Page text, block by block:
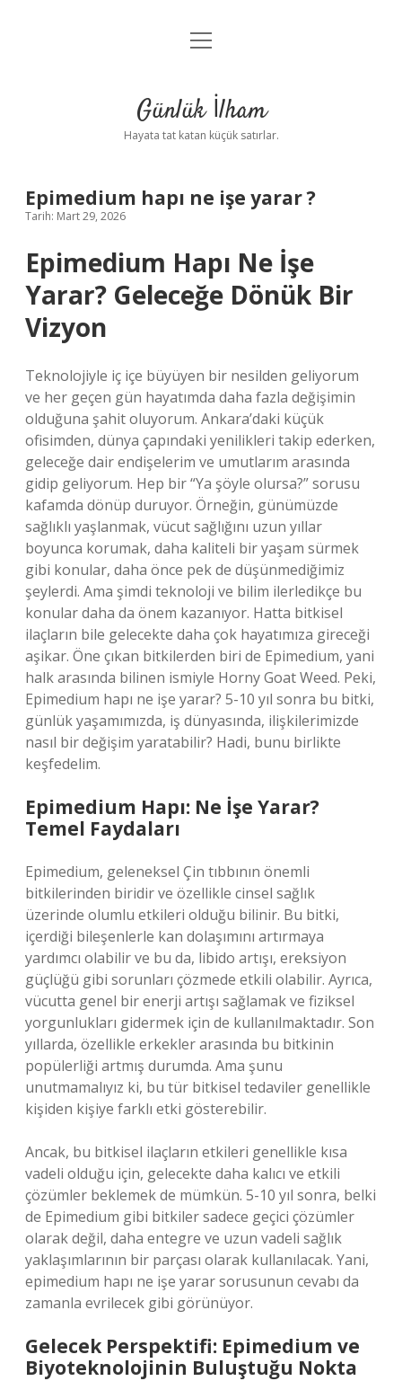
Anasayfa
Yasal Uyarı
menüyü
Günlük İlham
Hayata tat katan küçük satırlar.
Epimedium hapı ne işe yarar ?
Tarih: Mart 29, 2026
Epimedium Hapı Ne İşe
Yarar? Geleceğe Dönük Bir
Vizyon
Teknolojiyle iç içe büyüyen bir nesilden geliyorum
ve her geçen gün hayatımda daha fazla değişimin
olduğuna şahit oluyorum. Ankara’daki küçük
ofisimden, dünya çapındaki yenilikleri takip ederken,
geleceğe dair endişelerim ve umutlarım arasında
gidip geliyorum. Hep bir “Ya şöyle olursa?” sorusu
kafamda dönüp duruyor. Örneğin, günümüzde
sağlıklı yaşlanmak, vücut sağlığını uzun yıllar
boyunca korumak, daha kaliteli bir yaşam sürmek
gibi konular, daha önce pek de düşünmediğimiz
şeylerdi. Ama şimdi teknoloji ve bilim ilerledikçe bu
konular daha da önem kazanıyor. Hatta bitkisel
ilaçların bile gelecekte daha çok hayatımıza gireceği
aşikar. Öne çıkan bitkilerden biri de Epimedium, yani
halk arasında bilinen ismiyle Horny Goat Weed. Peki,
Epimedium hapı ne işe yarar? 5-10 yıl sonra bu bitki,
günlük yaşamımızda, iş dünyasında, ilişkilerimizde
nasıl bir değişim yaratabilir? Hadi, bunu birlikte
keşfedelim.
Epimedium Hapı: Ne İşe Yarar?
Temel Faydaları
Epimedium, geleneksel Çin tıbbının önemli
bitkilerinden biridir ve özellikle cinsel sağlık
üzerinde olumlu etkileri olduğu bilinir. Bu bitki,
içerdiği bileşenlerle kan dolaşımını artırmaya
yardımcı olabilir ve bu da, libido artışı, ereksiyon
güçlüğü gibi sorunları çözmede etkili olabilir. Ayrıca,
vücutta genel bir enerji artışı sağlamak ve fiziksel
yorgunlukları gidermek için de kullanılmaktadır. Son
yıllarda, özellikle erkekler arasında bu bitkinin
popülerliği artmış durumda. Ama şunu
unutmamalıyız ki, bu tür bitkisel tedaviler genellikle
kişiden kişiye farklı etki gösterebilir.
Ancak, bu bitkisel ilaçların etkileri genellikle kısa
vadeli olduğu için, gelecekte daha kalıcı ve etkili
çözümler beklemek de mümkün. 5-10 yıl sonra, belki
de Epimedium gibi bitkiler sadece geçici çözümler
olarak değil, daha entegre ve uzun vadeli sağlık
yaklaşımlarının bir parçası olarak kullanılacak. Yani,
epimedium hapı ne işe yarar sorusunun cevabı da
zamanla evrilecek gibi görünüyor.
Gelecek Perspektifi: Epimedium ve
Biyoteknolojinin Buluştuğu Nokta